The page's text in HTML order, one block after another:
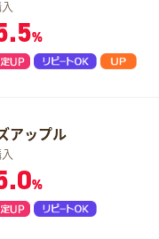
%
アップル
%